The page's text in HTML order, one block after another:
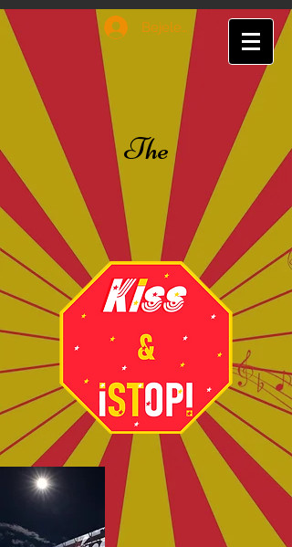
Bejelentkezés
The